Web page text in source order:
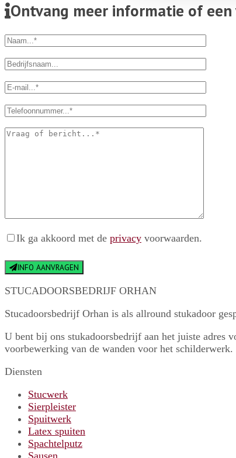
Ontvang meer informatie of
Ik ga akkoord met de privacy voorwaarden.
INFO AANVRAGEN
STUCADOORSBEDRIJF ORHAN
Stucadoorsbedrijf Orhan is als allround stukadoor
U bent bij ons stukadoorsbedrijf aan het juiste adres
voorbewerking van de wanden voor het schilderwerk.
Diensten
Stucwerk
Sierpleister
Spuitwerk
Latex spuiten
Spachtelputz
Sausen